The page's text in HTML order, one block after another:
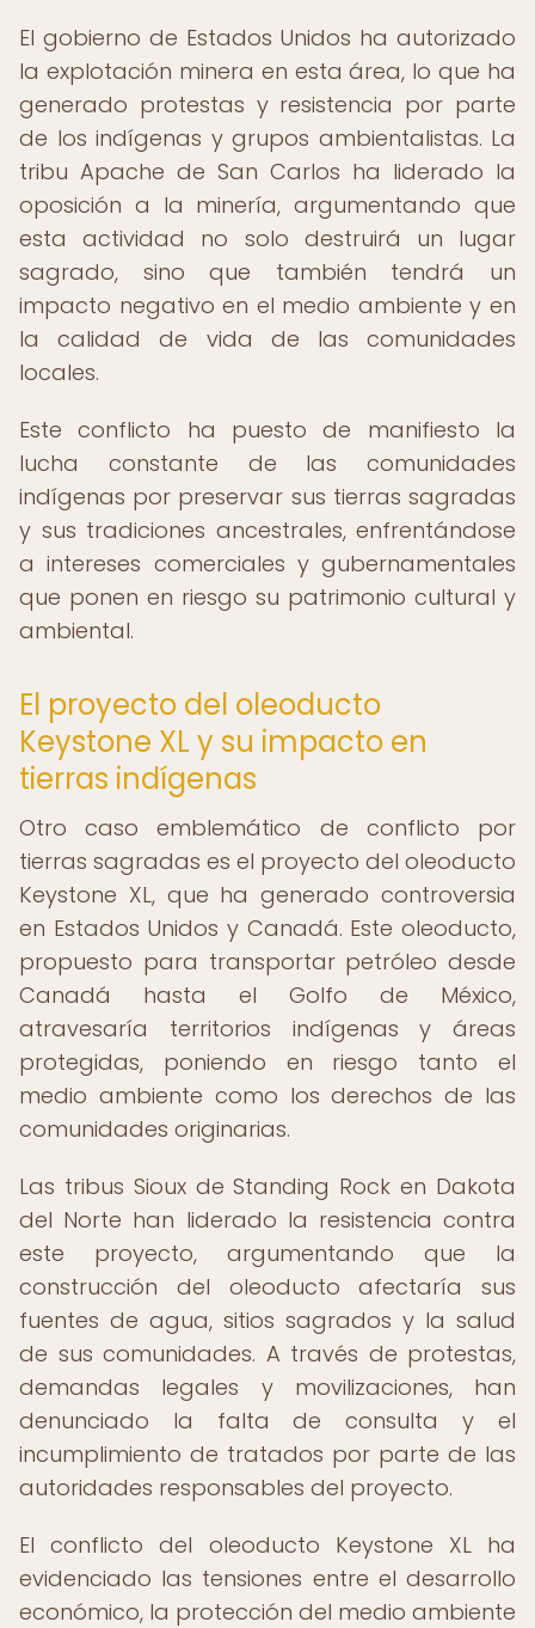
El gobierno de Estados Unidos ha autorizado
la explotación minera en esta área, lo que ha
generado protestas y resistencia por parte
de los indígenas y grupos ambientalistas. La
tribu Apache de San Carlos ha liderado la
oposición a la minería, argumentando que
esta actividad no solo destruirá un lugar
sagrado, sino que también tendrá un
impacto negativo en el medio ambiente y en
la calidad de vida de las comunidades
locales.
Este conflicto ha puesto de manifiesto la
lucha constante de las comunidades
indígenas por preservar sus tierras sagradas
y sus tradiciones ancestrales, enfrentándose
a intereses comerciales y gubernamentales
que ponen en riesgo su patrimonio cultural y
ambiental.
El proyecto del oleoducto
Keystone XL y su impacto en
tierras indígenas
Otro caso emblemático de conflicto por
tierras sagradas es el proyecto del oleoducto
Keystone XL, que ha generado controversia
en Estados Unidos y Canadá. Este oleoducto,
propuesto para transportar petróleo desde
Canadá hasta el Golfo de México,
atravesaría territorios indígenas y áreas
protegidas, poniendo en riesgo tanto el
medio ambiente como los derechos de las
comunidades originarias.
Las tribus Sioux de Standing Rock en Dakota
del Norte han liderado la resistencia contra
este proyecto, argumentando que la
construcción del oleoducto afectaría sus
fuentes de agua, sitios sagrados y la salud
de sus comunidades. A través de protestas,
demandas legales y movilizaciones, han
denunciado la falta de consulta y el
incumplimiento de tratados por parte de las
autoridades responsables del proyecto.
El conflicto del oleoducto Keystone XL ha
evidenciado las tensiones entre el desarrollo
económico, la protección del medio ambiente